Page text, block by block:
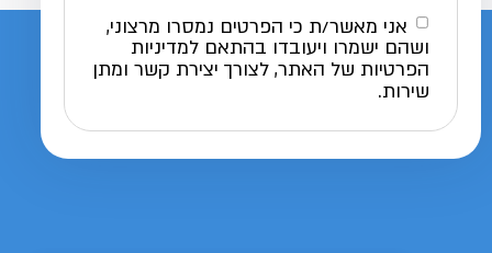
אני מאשר/ת כי הפרטים נמסרו מרצוני,
ושהם ישמרו ויעובדו בהתאם למדיניות
הפרטיות של האתר, לצורך יצירת קשר ומתן
שירות.